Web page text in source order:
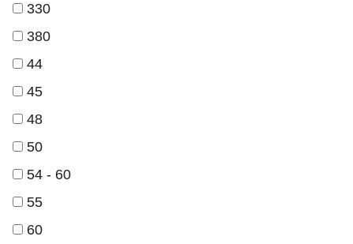
330
380
44
45
48
50
54 - 60
55
60